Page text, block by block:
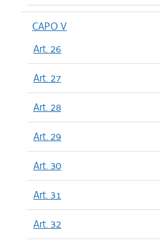
CAPO V
Art. 26
Art. 27
Art. 28
Art. 29
Art. 30
Art. 31
Art. 32